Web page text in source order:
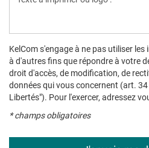
KelCom s'engage à ne pas utiliser
à d'autres fins que répondre à votre
droit d'accès, de modification, de
données qui vous concernent (art.
Libertés"). Pour l'exercer, adressez
* champs obligatoires